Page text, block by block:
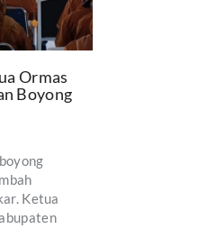
Ormas
Boyong
Ketua